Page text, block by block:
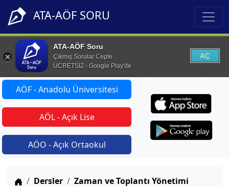
ATA-AÖF SORU
ATA-AÖF Soru
Çıkmış Sorular Cepte
ÜCRETSİZ - Google Play'de
AÇ
AÖF - Anadolu Üniversitesi
AÖL - Açık Lise
AÖO - Açık Ortaokul
Anasayfa
Dersler
Zaman ve Toplantı Yönetimi